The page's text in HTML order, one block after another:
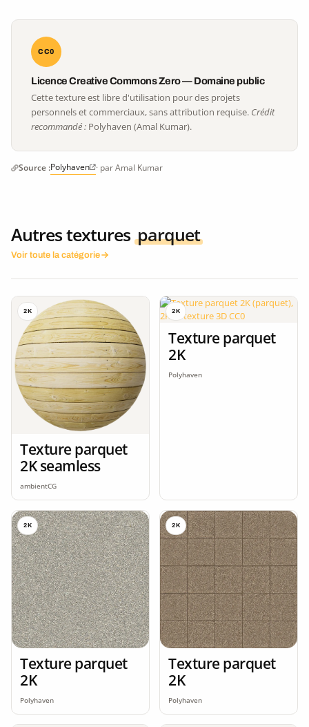
CC0
Licence Creative Commons Zero — Domaine public
Cette texture est libre d'utilisation pour des projets
personnels et commerciaux, sans attribution requise. Crédit
recommandé : Polyhaven (Amal Kumar).
Source :Polyhaven · par Amal Kumar
Autres textures parquet
Voir toute la catégorie
2K
Texture parquet
2K seamless
ambientCG
2K
Texture parquet
2K
Polyhaven
2K
Texture parquet
2K
Polyhaven
2K
Texture parquet
2K
Polyhaven